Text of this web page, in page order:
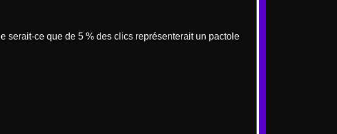
serait-ce que de 5 % des clics représenterait un pactole